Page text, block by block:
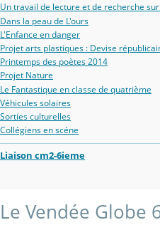
Un travail de lecture et de recherche
Dans la peau de L'ours
L'Enfance en danger
Projet arts plastiques : Devise
Printemps des poètes 2014
Projet Nature
Le Fantastique en classe de quatrième
Véhicules solaires
Sorties culturelles
Collégiens en scéne
Liaison cm2-6ieme
Le Vendée Globe